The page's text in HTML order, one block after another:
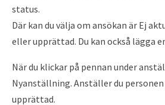
status.
Där kan du välja om ansökan är Ej
eller upprättad. Du kan också lägga
När du klickar på pennan under
Nyanställning. Anställer du
upprättad.